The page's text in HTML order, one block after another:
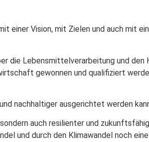
einer Vision, mit Zielen und auch mit
die Lebensmittelverarbeitung und den
gewonnen und qualifiziert
nachhaltiger ausgerichtet werden
auch resilienter und
und durch den Klimawandel noch